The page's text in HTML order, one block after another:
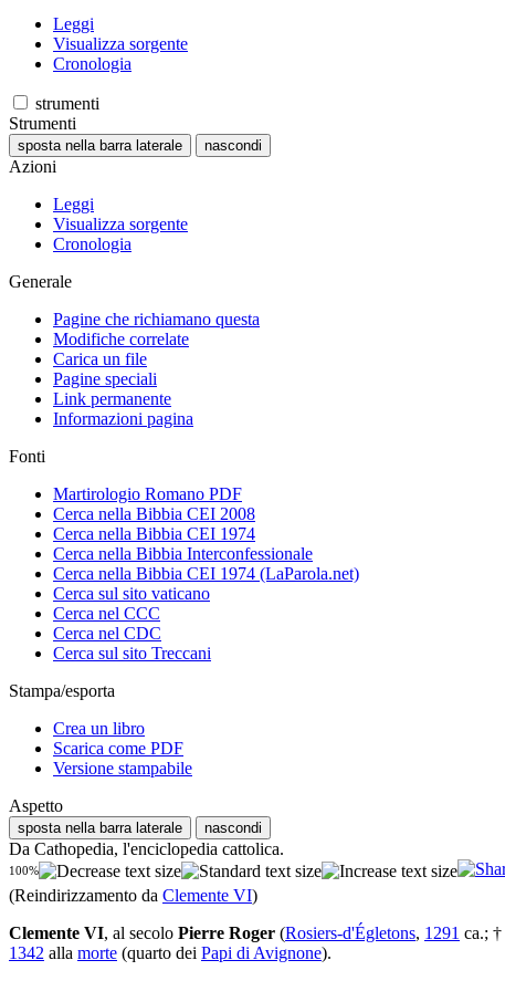
Leggi
Visualizza sorgente
Cronologia
strumenti
Strumenti
sposta nella barra laterale nascondi
Azioni
Leggi
Visualizza sorgente
Cronologia
Generale
Pagine che richiamano questa
Modifiche correlate
Carica un file
Pagine speciali
Link permanente
Informazioni pagina
Fonti
Martirologio Romano PDF
Cerca nella Bibbia CEI 2008
Cerca nella Bibbia CEI 1974
Cerca nella Bibbia Interconfessionale
Cerca nella Bibbia CEI 1974 (LaParola.net)
Cerca sul sito vaticano
Cerca nel CCC
Cerca nel CDC
Cerca sul sito Treccani
Stampa/esporta
Crea un libro
Scarica come PDF
Versione stampabile
Aspetto
sposta nella barra laterale nascondi
Da Cathopedia, l'enciclopedia cattolica.
100%
(Reindirizzamento da Clemente VI)
Clemente VI, al secolo Pierre Roger (Rosiers-d'Égletons, 1291 ca.; †
1342 alla morte (quarto dei Papi di Avignone).